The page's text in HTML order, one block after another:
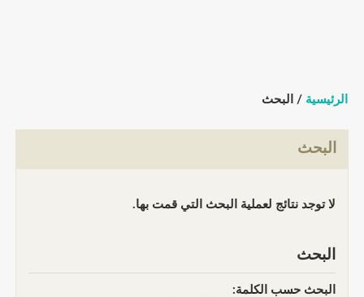
الرئيسية / البحث
البحث
لا توجد نتائج لعملية البحث التي قمت بها.
البحث
البحث حسب الكلمة: